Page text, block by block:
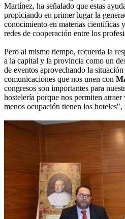
Martínez, ha señalado que estas
propiciando en primer lugar la
conocimiento en materias científicas
redes de cooperación entre los
Pero al mismo tiempo, recuerda la
a la capital y la provincia como un
de eventos aprovechando la
comunicaciones que nos unen con
congresos son importantes para
hostelería porque nos permiten
menos ocupación tienen los